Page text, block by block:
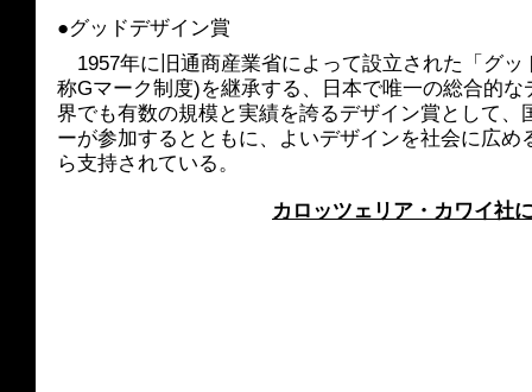
●グッドデザイン賞
1957年に旧通商産業省によって設立された「グッ
称Gマーク制度)を継承する、日本で唯一の総合的
界でも有数の規模と実績を誇るデザイン賞として、
ーが参加するとともに、よいデザインを社会に広
ら支持されている。
カロッツェリア・カワイ社